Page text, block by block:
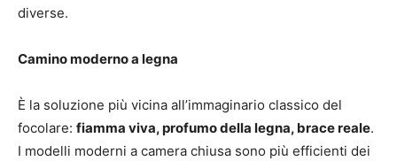
diverse.
Camino moderno a legna
È la soluzione più vicina all’immaginario classico del
focolare: fiamma viva, profumo della legna, brace reale.
I modelli moderni a camera chiusa sono più efficienti dei